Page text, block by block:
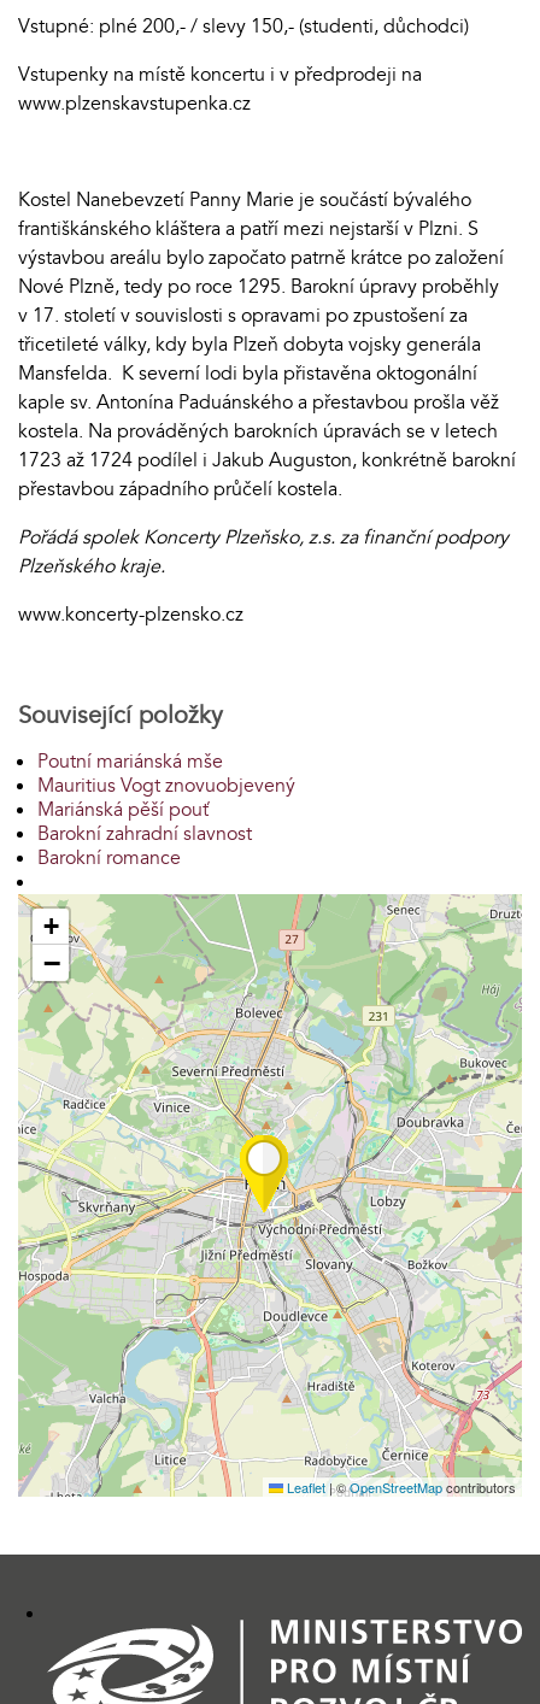
Vstupné: plné 200,- / slevy 150,- (studenti, důchodci)
Vstupenky na místě koncertu i v předprodeji na
www.plzenskavstupenka.cz
Kostel Nanebevzetí Panny Marie je součástí bývalého
františkánského kláštera a patří mezi nejstarší v Plzni. S
výstavbou areálu bylo započato patrně krátce po založení
Nové Plzně, tedy po roce 1295. Barokní úpravy proběhly
v 17. století v souvislosti s opravami po zpustošení za
třicetileté války, kdy byla Plzeň dobyta vojsky generála
Mansfelda. K severní lodi byla přistavěna oktogonální
kaple sv. Antonína Paduánského a přestavbou prošla věž
kostela. Na prováděných barokních úpravách se v letech
1723 až 1724 podílel i Jakub Auguston, konkrétně barokní
přestavbou západního průčelí kostela.
Pořádá spolek Koncerty Plzeňsko, z.s. za finanční podpory
Plzeňského kraje.
www.koncerty-plzensko.cz
Související položky
Poutní mariánská mše
Mauritius Vogt znovuobjevený
Mariánská pěší pouť
Barokní zahradní slavnost
Barokní romance
+
−
Leaflet |©OpenStreetMapcontributors